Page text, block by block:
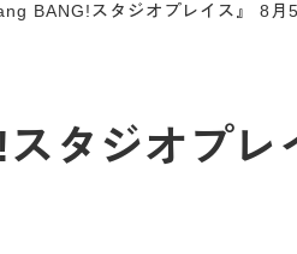
BANG!スタジオプレイス』 8月
タジオプ